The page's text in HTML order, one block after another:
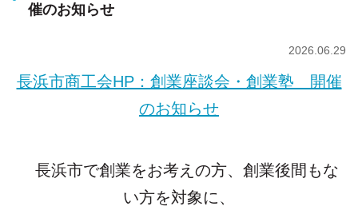
催のお知らせ
2026.06.29
長浜市商工会HP：創業座談会・創業塾 開催
のお知らせ
長浜市で創業をお考えの方、創業後間もな
い方を対象に、